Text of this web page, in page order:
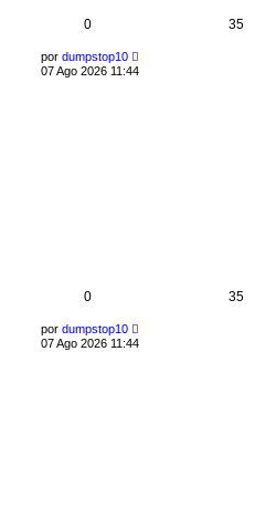
0 35
por dumpstop10
07 Ago 2026 11:44
0 35
por dumpstop10
07 Ago 2026 11:44